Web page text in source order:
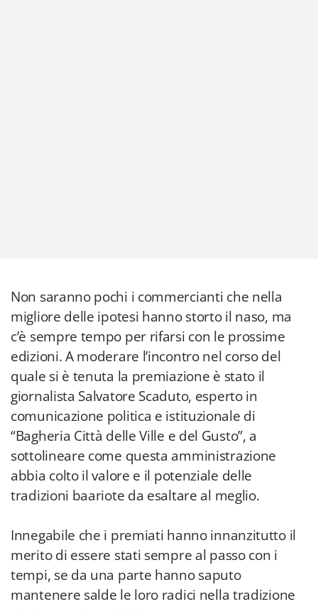
Non saranno pochi i commercianti che nella
migliore delle ipotesi hanno storto il naso, ma
c’è sempre tempo per rifarsi con le prossime
edizioni. A moderare l’incontro nel corso del
quale si è tenuta la premiazione è stato il
giornalista Salvatore Scaduto, esperto in
comunicazione politica e istituzionale di
“Bagheria Città delle Ville e del Gusto”, a
sottolineare come questa amministrazione
abbia colto il valore e il potenziale delle
tradizioni baariote da esaltare al meglio.
Innegabile che i premiati hanno innanzitutto il
merito di essere stati sempre al passo con i
tempi, se da una parte hanno saputo
mantenere salde le loro radici nella tradizione